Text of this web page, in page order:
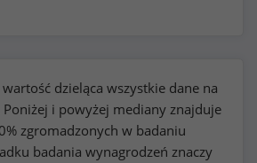
dzieląca wszystkie dane na
i powyżej mediany znajduje
zgromadzonych w badaniu
badania wynagrodzeń znaczy